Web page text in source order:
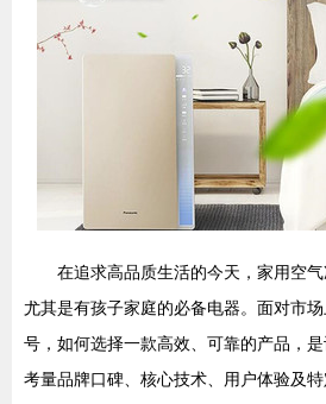
在追求高品质生活的今天，家用空
尤其是有孩子家庭的必备电器。面对市
号，如何选择一款高效、可靠的产品，
考量品牌口碑、核心技术、用户体验及